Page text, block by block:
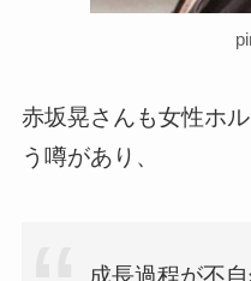
赤坂晃さんも女性ホ
う噂があり、
成長過程が不